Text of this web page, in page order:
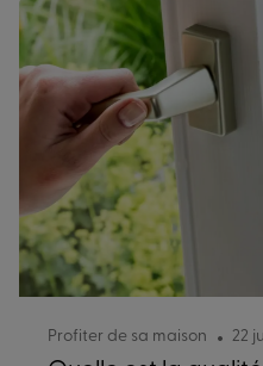
Profiter de sa maison 22